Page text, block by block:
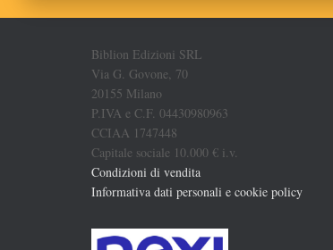
Biblion Edizioni SRL
Via G. Govone, 70
20155 Milano
P.IVA e C.F. 04430980963
CCIAA 1747448
Capitale sociale 10.000 € i.v.
Condizioni di vendita
Informativa dati personali e cookie policy